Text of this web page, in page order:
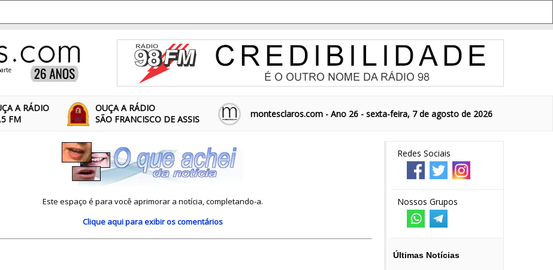
A RÁDIO
FM
OUÇA A RÁDIO
SÃO FRANCISCO DE ASSIS
montesclaros.com - Ano 26 - sexta-feira, 7 de agosto de 2026
Redes Sociais
Nossos Grupos
Últimas Notícias
Este espaço é para você aprimorar a notícia, completando-a.
Clique aquipara exibir os comentários